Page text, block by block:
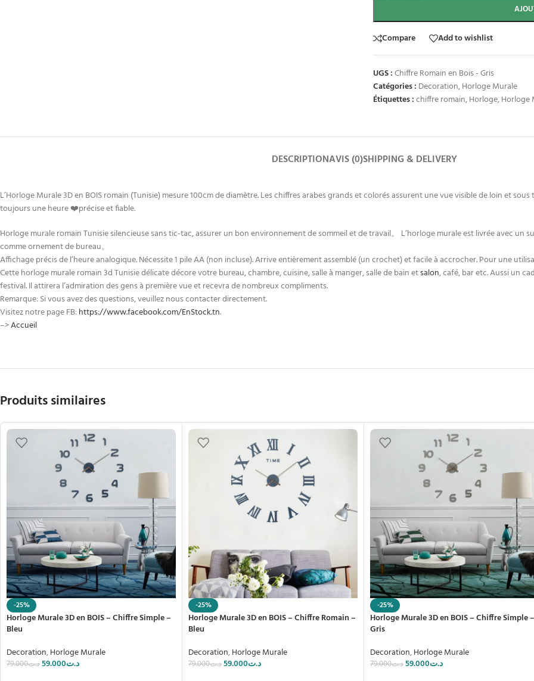
Compare Add to wishlist
UGS :Chiffre Romain en Bois - Gris
Catégories : Decoration,Horloge Murale
Étiquettes :chiffre romain,Horloge,Horloge
DESCRIPTIONAVIS (0)SHIPPING & DELIVERY
L’Horloge Murale 3D en BOIS romain (Tunisie) mesure 100cm de diamètre. Les chiffres arabes grands et colorés assurent une vue visible de loin et
toujours une heure ❤️précise et fiable.
Horloge murale romain Tunisie silencieuse sans tic-tac, assurer un bon environnement de sommeil et de travail。 L’horloge murale est livrée avec un
comme ornement de bureau。
Affichage précis de l’heure analogique. Nécessite 1 pile AA (non incluse). Arrive entièrement assemblé (un crochet) et facile à accrocher. Pour une
Cette horloge murale romain 3d Tunisie délicate décore votre bureau, chambre, cuisine, salle à manger, salle de bain etsalon, café, bar etc. Aussi un
festival. Il attirera l’admiration des gens à première vue et recevra de nombreux compliments.
Remarque: Si vous avez des questions, veuillez nous contacter directement.
Visitez notre page FB:https://www.facebook.com/EnStock.tn.
–>Accueil
Produits similaires
-25%
Horloge Murale 3D en BOIS – Chiffre Simple –
Bleu
Decoration,Horloge Murale
د.ت79.000 د.ت59.000
-25%
Horloge Murale 3D en BOIS – Chiffre Romain –
Bleu
Decoration,Horloge Murale
د.ت79.000 د.ت59.000
-25%
Horloge Murale 3D en BOIS – Chiffre Simple –
Gris
Decoration,Horloge Murale
د.ت79.000 د.ت59.000